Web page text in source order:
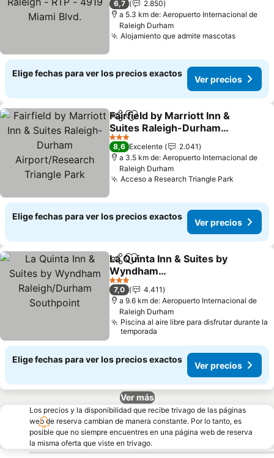
6,7
2.850
a 5.3 km de: Aeropuerto Internacional de
Raleigh Durham
Alojamiento que admite mascotasVer
Elige fechas para ver los precios exactos
Ver precios
CompartirAgregar a favoritos
Fairfield by Marriott Inn &
Suites Raleigh-Durham
Airport/Research
Triangle Park
Ver precios
3 Estrellas
8,6 Excelente
2.041
a 3.5 km de: Aeropuerto Internacional de
Raleigh Durham
Acceso a Research Triangle Park
Elige fechas para ver los precios exactos
Ver precios
CompartirAgregar a favoritos
La Quinta Inn & Suites by
Wyndham
Raleigh/Durham
Southpoint
Ver precios
3 Estrellas
7,0
4.411
a 9.6 km de: Aeropuerto Internacional de
Raleigh Durham
Piscina al aire libre para disfrutar durante la
temporada
Elige fechas para ver los precios exactos
Ver precios
Ver más
Los precios y la disponibilidad que recibe trivago de las páginas
web de reserva cambian de manera constante. Por lo tanto, es
posible que no siempre encuentres en una página web de reserva
la misma oferta que viste en trivago.